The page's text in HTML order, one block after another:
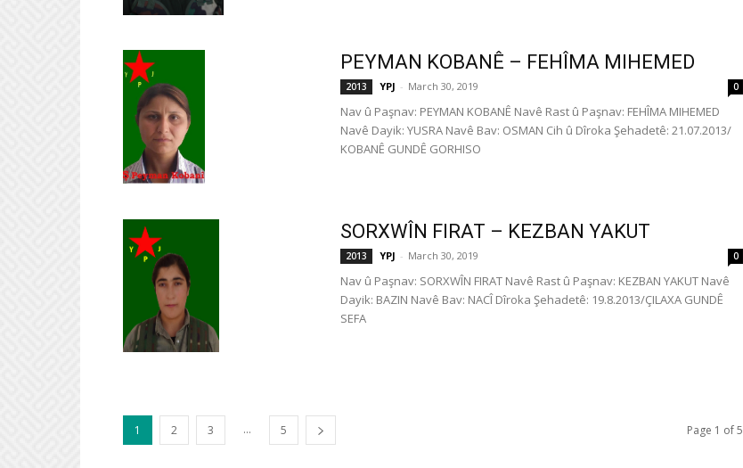
PEYMAN KOBANÊ – FEHÎMA MIHEMED
2013 YPJ - March 30, 2019 0
Nav û Paşnav: PEYMAN KOBANÊ Navê Rast û Paşnav: FEHÎMA MIHEMED
Navê Dayik: YUSRA Navê Bav: OSMAN Cih û Dîroka Şehadetê: 21.07.2013/
KOBANÊ GUNDÊ GORHISO
SORXWÎN FIRAT – KEZBAN YAKUT
2013 YPJ - March 30, 2019 0
Nav û Paşnav: SORXWÎN FIRAT Navê Rast û Paşnav: KEZBAN YAKUT Navê
Dayik: BAZIN Navê Bav: NACÎ Dîroka Şehadetê: 19.8.2013/ÇILAXA GUNDÊ
SEFA
1 2 3 ... 5 Page 1 of 5